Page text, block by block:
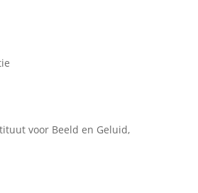
voor Beeld en Geluid,